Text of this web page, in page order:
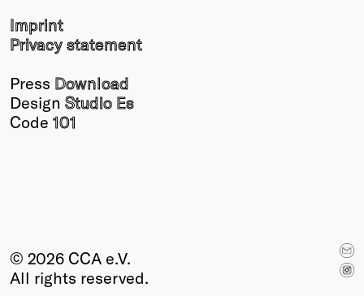
Imprint
Privacy statement
Press Download
Design Studio Es
Code 101
© 2026 CCA e.V.
All rights reserved.